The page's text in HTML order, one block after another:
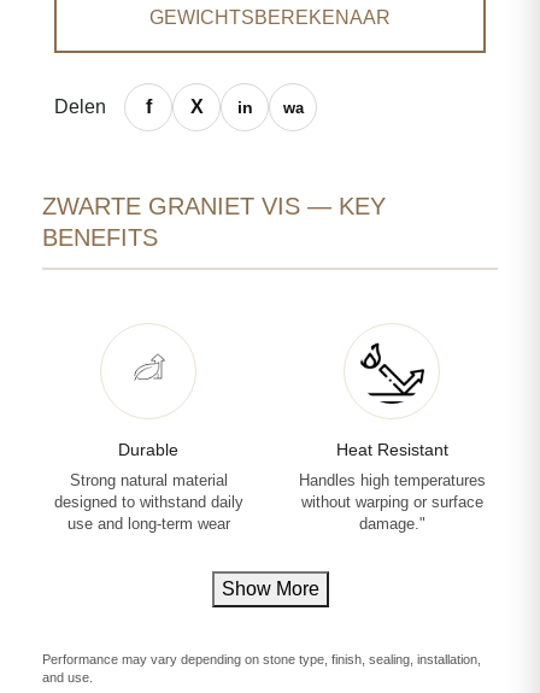
GEWICHTSBEREKENAAR
Delen
ZWARTE GRANIET VIS — KEY
BENEFITS
Durable
Strong natural material
designed to withstand daily
use and long-term wear
Heat Resistant
Handles high temperatures
without warping or surface
damage."
Show More
Performance may vary depending on stone type, finish, sealing, installation,
and use.